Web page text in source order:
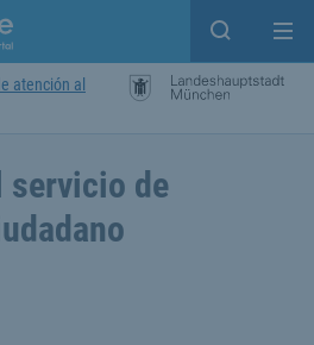
Open
atención al
servicio de